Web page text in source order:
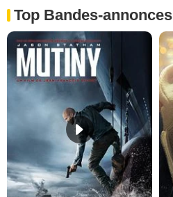
Top Bandes-annonces